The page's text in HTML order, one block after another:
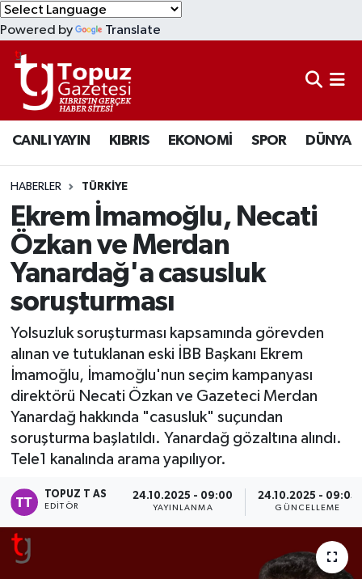
Powered by Translate
CANLI YAYIN KIBRIS EKONOMİ SPOR DÜNYA
HABERLER TÜRKİYE
Ekrem İmamoğlu, Necati
Özkan ve Merdan
Yanardağ'a casusluk
soruşturması
Yolsuzluk soruşturması kapsamında görevden
alınan ve tutuklanan eski İBB Başkanı Ekrem
İmamoğlu, İmamoğlu'nun seçim kampanyası
direktörü Necati Özkan ve Gazeteci Merdan
Yanardağ hakkında "casusluk" suçundan
soruşturma başlatıldı. Yanardağ gözaltına alındı.
Tele1 kanalında arama yapılıyor.
TOPUZ T AS
EDITÖR
24.10.2025 - 09:00
YAYINLANMA
24.10.2025 - 09:05
GÜNCELLEME
KIBRIS
DÜNYA
EKONOMİ
MAGAZİN
SAĞLIK
SPOR
TEKNOLOJİ
TÜRKİYE
Lefkoşa Nöbetçi Eczaneler
Lefkoşa Hava Durumu
Lefkoşa Trafik Yoğunluk Haritası
Süper Lig Puan Durumu ve Fikstür
Tüm Manşetler
Son Dakika Haberleri
Haber Arşivi